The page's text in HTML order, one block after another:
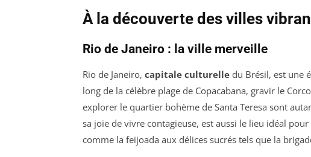
À la découverte des villes
Rio de Janeiro : la ville merveille
Rio de Janeiro, capitale culturelle du Brésil, est une
long de la célèbre plage de Copacabana, gravir le
explorer le quartier bohème de Santa Teresa sont
sa joie de vivre contagieuse, est aussi le lieu idéal
comme la feijoada aux délices sucrés tels que la